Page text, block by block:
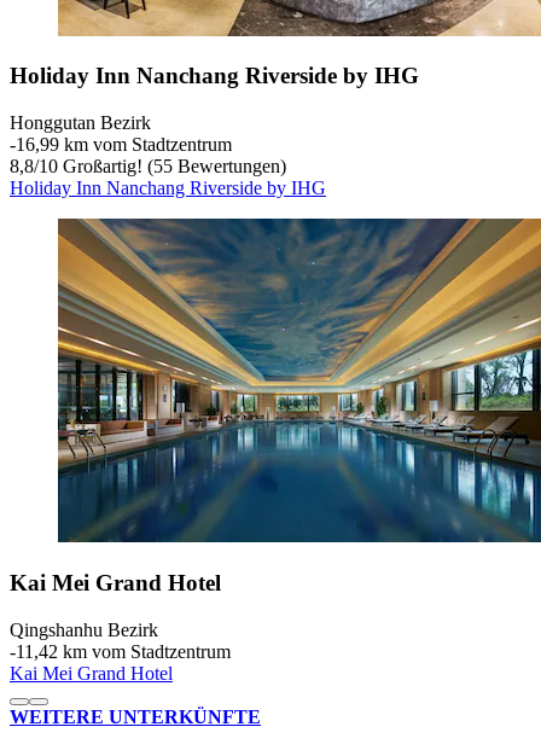
Holiday Inn Nanchang Riverside by IHG
Honggutan Bezirk
‐16,99 km vom Stadtzentrum
8,8/10 Großartig! (55 Bewertungen)
Holiday Inn Nanchang Riverside by IHG
Kai Mei Grand Hotel
Qingshanhu Bezirk
‐11,42 km vom Stadtzentrum
Kai Mei Grand Hotel
WEITERE UNTERKÜNFTE